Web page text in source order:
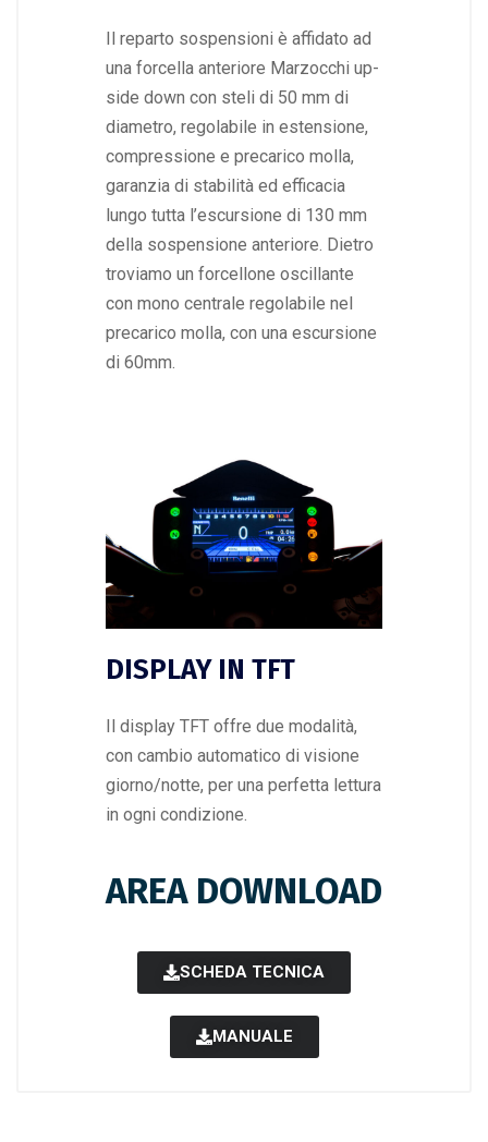
Il reparto sospensioni è affidato ad
una forcella anteriore Marzocchi up-
side down con steli di 50 mm di
diametro, regolabile in estensione,
compressione e precarico molla,
garanzia di stabilità ed efficacia
lungo tutta l’escursione di 130 mm
della sospensione anteriore. Dietro
troviamo un forcellone oscillante
con mono centrale regolabile nel
precarico molla, con una escursione
di 60mm.
DISPLAY IN TFT
Il display TFT offre due modalità,
con cambio automatico di visione
giorno/notte, per una perfetta lettura
in ogni condizione.
AREA DOWNLOAD
SCHEDA TECNICA
MANUALE